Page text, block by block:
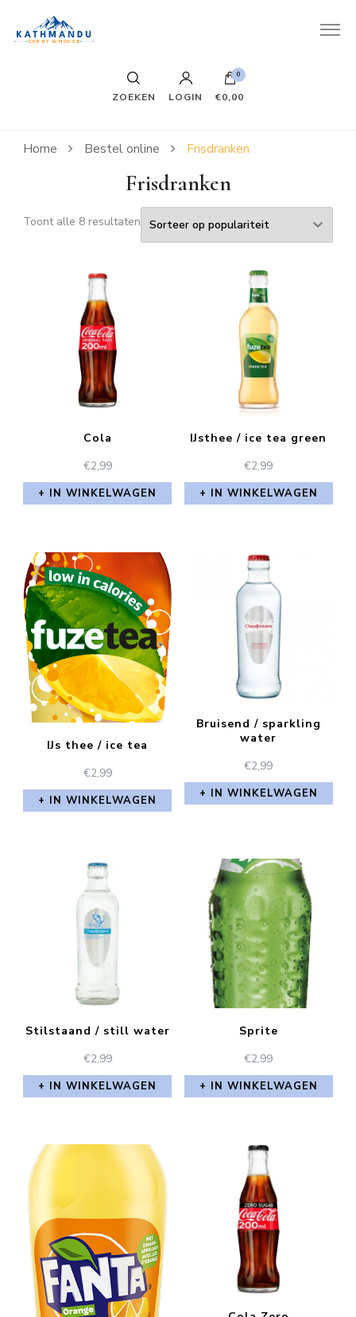
Kathmandu Curry House
Once is not enough
ZOEKEN LOGIN
0
€0,00
Home Bestel online Frisdranken
Frisdranken
Toont alle 8 resultaten
Cola
€2,99
IN WINKELWAGEN
IJsthee / ice tea green
€2,99
IN WINKELWAGEN
IJs thee / ice tea
€2,99
IN WINKELWAGEN
Bruisend / sparkling
water
€2,99
IN WINKELWAGEN
Stilstaand / still water
€2,99
IN WINKELWAGEN
Sprite
€2,99
IN WINKELWAGEN